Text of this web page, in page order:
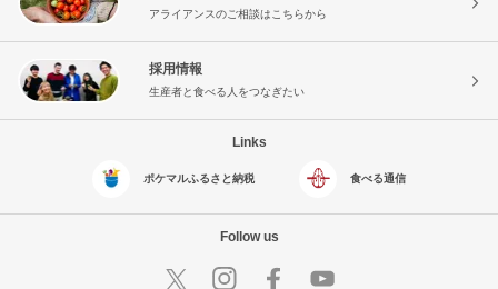
アライアンスのご相談はこちらから
採用情報
生産者と食べる人をつなぎたい
Links
ポケマルふるさと納税 食べる通信
Follow us